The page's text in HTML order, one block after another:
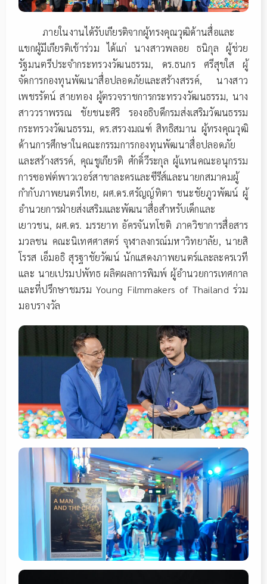
ภายในงานได้รับเกียรติจากผู้ทรงคุณวุฒิด้านสื่อและ
แขกผู้มีเกียรติเข้าร่วม ได้แก่ นางสาวพลอย ธนิกุล ผู้ช่วย
รัฐมนตรีประจำกระทรวงวัฒนธรรม, ดร.ธนกร ศรีสุขใส ผู้
จัดการกองทุนพัฒนาสื่อปลอดภัยและสร้างสรรค์, นางสาว
เพชรรัตน์ สายทอง ผู้ตรวจราชการกระทรวงวัฒนธรรม, นาง
สาววราพรรณ ชัยชนะศิริ รองอธิบดีกรมส่งเสริมวัฒนธรรม
กระทรวงวัฒนธรรม, ดร.สรวงมณฑ์ สิทธิสมาน ผู้ทรงคุณวุฒิ
ด้านการศึกษาในคณะกรรมการกองทุนพัฒนาสื่อปลอดภัย
และสร้างสรรค์, คุณชูเกียรติ ศักดิ์วีระกุล ผู้แทนคณะอนุกรรม
การซอฟต์พาวเวอร์สาขาละครและซีรีส์และนายกสมาคมผู้
กำกับภาพยนตร์ไทย, ผศ.ดร.ศรัญญ์ทิตา ชนะชัยภูวพัฒน์ ผู้
อำนวยการฝ่ายส่งเสริมและพัฒนาสื่อสำหรับเด็กและ
เยาวชน, ผศ.ดร. มรรยาท อัครจันทโชติ ภาควิชาการสื่อสาร
มวลชน คณะนิเทศศาสตร์ จุฬาลงกรณ์มหาวิทยาลัย, นายสิ
โรรส เอ็มอธิ สุรฐาชัยวัฒน์ นักแสดงภาพยนตร์และละครเวที
และ นายเปรมปพัทธ ผลิตผลการพิมพ์ ผู้อำนวยการเทศกาล
และที่ปรึกษาชมรม Young Filmmakers of Thailand ร่วม
มอบรางวัล